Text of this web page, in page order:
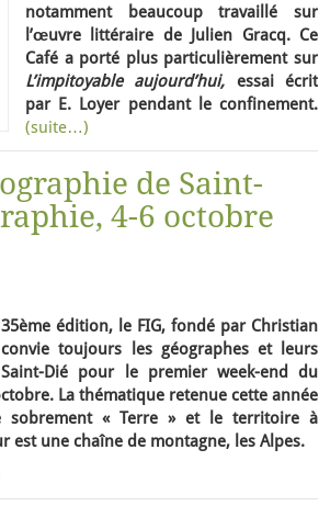
notamment beaucoup travaillé sur
l’œuvre littéraire de Julien Gracq. Ce
Café a porté plus particulièrement sur
L’impitoyable aujourd’hui, essai écrit
par E. Loyer pendant le confinement.
(suite…)
de Saint-
4-6 octobre
édition, le FIG, fondé par Christian
toujours les géographes et leurs
Dié pour le premier week-end du
La thématique retenue cette année
sobrement « Terre » et le territoire à
est une chaîne de montagne, les Alpes.